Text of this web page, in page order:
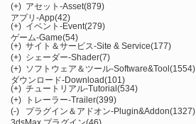
(+) アセット-Asset(879)
アプリ-App(42)
(+) イベント-Event(279)
ゲーム-Game(54)
(+) サイト＆サービス-Site & Service(177)
(+) シェーダー-Shader(7)
(+) ソフトウェア＆ツール-Software&Tool(1554)
ダウンロード-Download(101)
(+) チュートリアル-Tutorial(534)
(+)
トレーラー-Trailer(399)
(-)
プラグイン＆アドオン-Plugin&Addon(1327)